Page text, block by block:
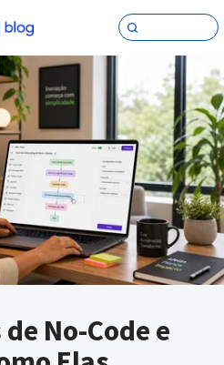
No-Code e